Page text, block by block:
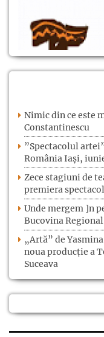
Nimic din ce este
Constantinescu
”Spectacolul
România Iași,
Zece stagiuni de
premiera
Unde mergem ]n
Bucovina Regional
„Artă” de
noua producție a
Suceava